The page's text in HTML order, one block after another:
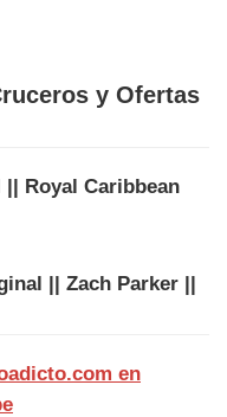
y Ofertas
|| Royal Caribbean
|| Zach Parker ||
en